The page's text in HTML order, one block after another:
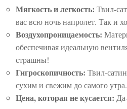
Мягкость и легкость: Твил-
вас всю ночь напролет. Так и
Воздухопроницаемость:
обеспечивая идеальную
страшны!
Гигроскопичность: Твил-
сухим и свежим до самого утра.
Цена, которая не кусается: